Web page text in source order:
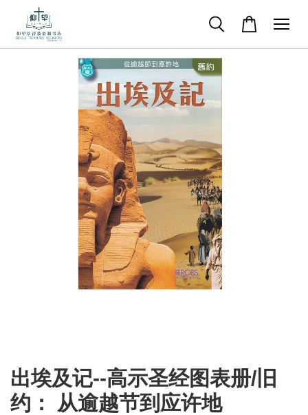
出埃及记--高示圣经图表册/旧
约： 从逾越节到应许地